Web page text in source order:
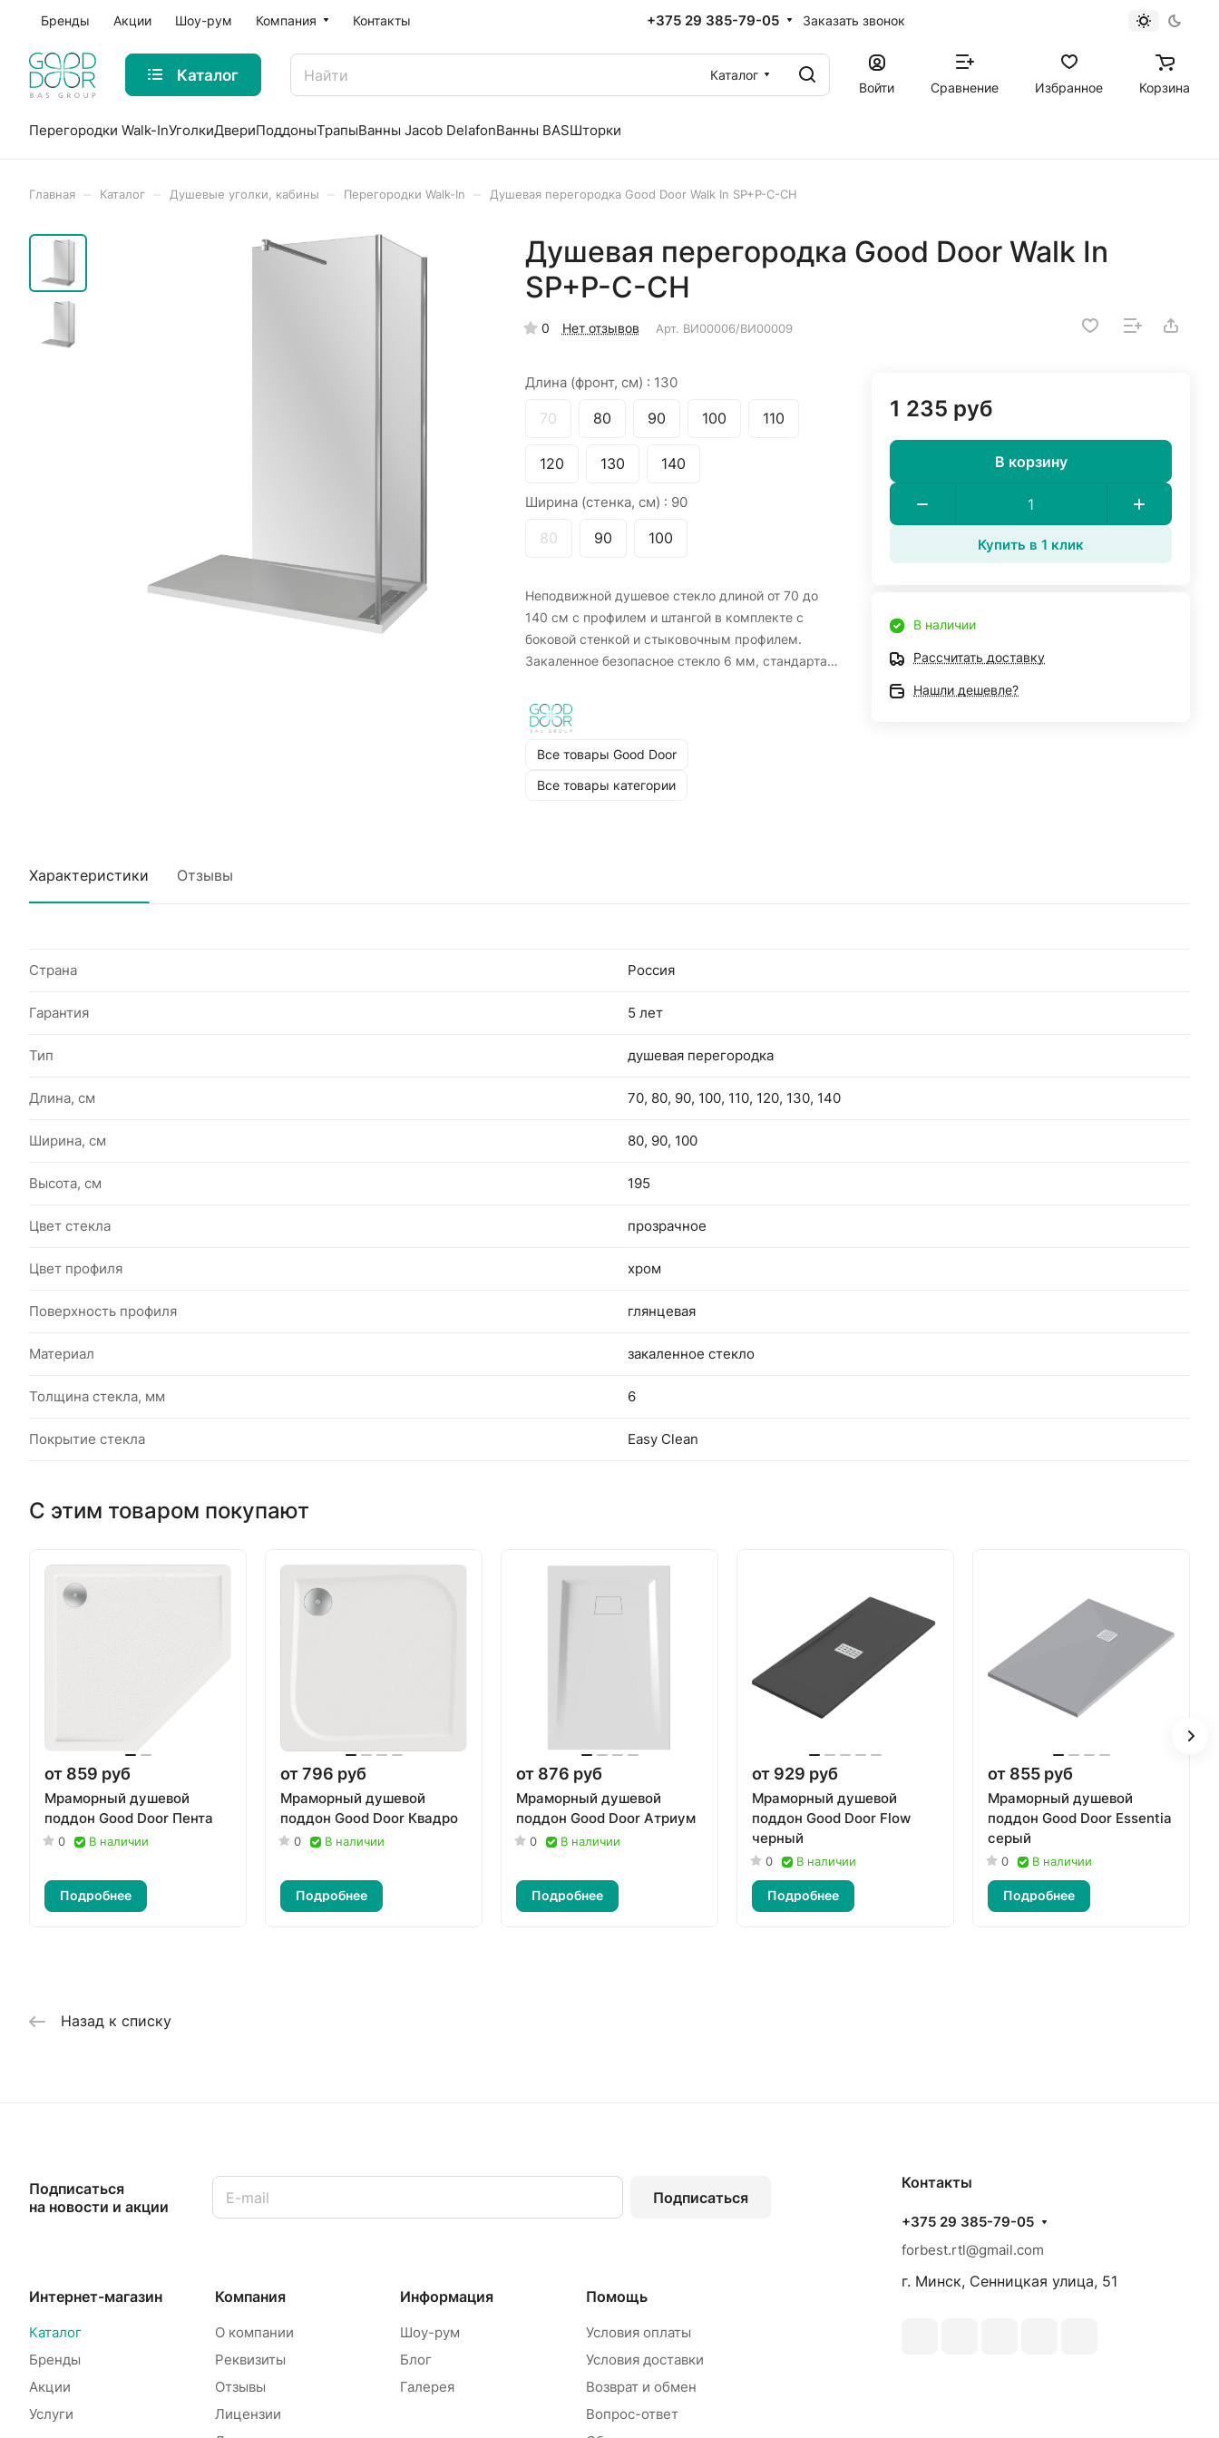
Бренды Акции Шоу-рум Компания Контакты +375 29 385-79-05 Заказать звонок
Каталог
Каталог
Войти
Сравнение Избранное Корзина
Перегородки Walk-InУголкиДвериПоддоныТрапыВанны Jacob DelafonВанны BASШторки
Главная Каталог Душевые уголки, кабины Перегородки Walk-In Душевая перегородка Good Door Walk In SP+P-C-CH
Душевая перегородка Good Door Walk In
SP+P-C-CH
0 Нет отзывов Арт. ВИ00006/ВИ00009
Длина (фронт, см) : 130
70 80 90 100 110
120 130 140
Ширина (стенка, см) : 90
80 90 100
Неподвижной душевое стекло длиной от 70 до
140 см с профилем и штангой в комплекте с
боковой стенкой и стыковочным профилем.
Закаленное безопасное стекло 6 мм, стандарта
поддонами. Анодированный алюминиевый
профиль высокого качества. Доступность
запасных частей. Прочный кронштейн
штанги 100 см, подрезается на необходимую
Все товары Good Door
Все товары категории
1 235 руб
В корзину
Купить в 1 клик
В наличии
Рассчитать доставку
Нашли дешевле?
Характеристики Отзывы
Страна Россия
Гарантия 5 лет
Тип душевая перегородка
Длина, см 70, 80, 90, 100, 110, 120, 130, 140
Ширина, см 80, 90, 100
Высота, см 195
Цвет стекла прозрачное
Цвет профиля хром
Поверхность профиля глянцевая
Материал закаленное стекло
Толщина стекла, мм 6
Покрытие стекла Easy Clean
С этим товаром покупают
от 859 руб
Мраморный душевой
поддон Good Door Пента
0 В наличии
Подробнее
от 796 руб
Мраморный душевой
поддон Good Door Квадро
0 В наличии
Подробнее
от 876 руб
Мраморный душевой
поддон Good Door Атриум
0 В наличии
Подробнее
от 929 руб
Мраморный душевой
поддон Good Door Flow
черный
0 В наличии
Подробнее
от 855 руб
Мраморный душевой
поддон Good Door Essentia
серый
0 В наличии
Подробнее
Назад к списку
Подписаться
на новости и акции
Подписаться
Интернет-магазин
Каталог
Бренды
Акции
Услуги
Компания
О компании
Реквизиты
Отзывы
Лицензии
Информация
Шоу-рум
Блог
Галерея
Помощь
Условия оплаты
Условия доставки
Возврат и обмен
Вопрос-ответ
Контакты
+375 29 385-79-05
forbest.rtl@gmail.com
г. Минск, Сенницкая улица, 51